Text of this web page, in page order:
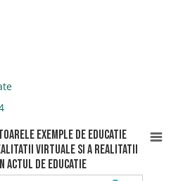
exemple de EDUCATIE
realitatii virtuale si a realitatii
actul de educatie